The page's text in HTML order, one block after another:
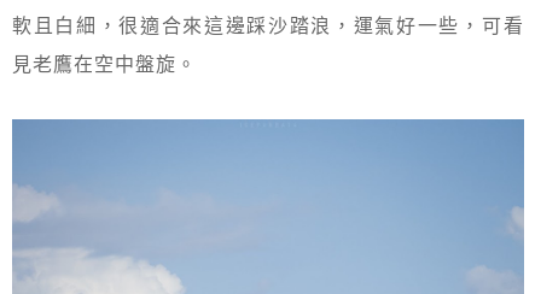
軟且白細，很適合來這邊踩沙踏浪，運氣好一些，可看
見老鷹在空中盤旋。